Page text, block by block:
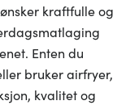
kraftfulle og
Enten du
bruker airfryer,
kvalitet og